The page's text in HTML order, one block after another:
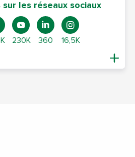
sur les réseaux sociaux
230K 360 16,5K